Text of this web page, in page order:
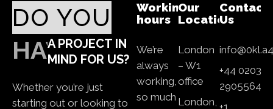
DO YOU
HAVEA PROJECT IN
MIND FOR US?
Whether you’re just
starting out or looking to
Working
hours
We’re
always
working,
so much
Our
Location
London
– W1
office
London,
Contact
Us
+44 0203
2905564